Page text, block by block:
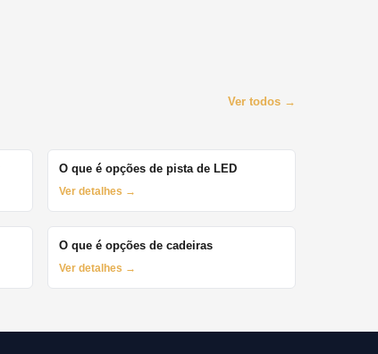
Ver todos →
O que é opções de pista de LED
Ver detalhes →
O que é opções de cadeiras
Ver detalhes →